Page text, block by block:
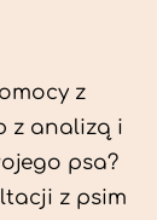
z
z analizą i
psa?
z psim